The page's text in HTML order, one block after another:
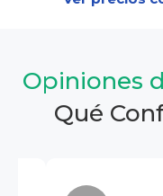
Opiniones
Qué